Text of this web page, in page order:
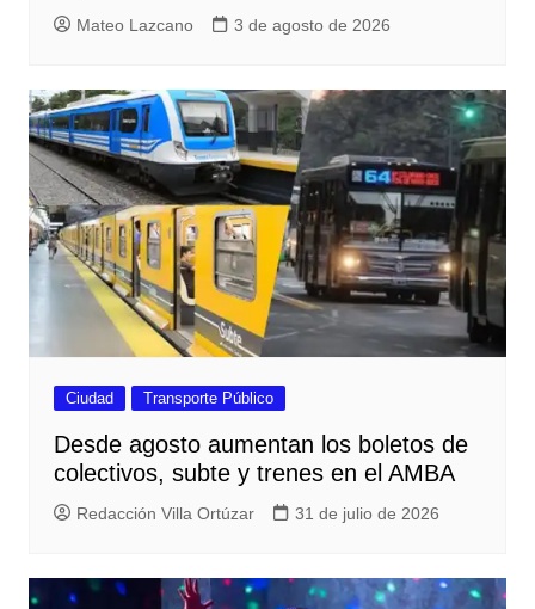
Mateo Lazcano 3 de agosto de 2026
Ciudad Transporte Público
Desde agosto aumentan los boletos de
colectivos, subte y trenes en el AMBA
Redacción Villa Ortúzar 31 de julio de 2026